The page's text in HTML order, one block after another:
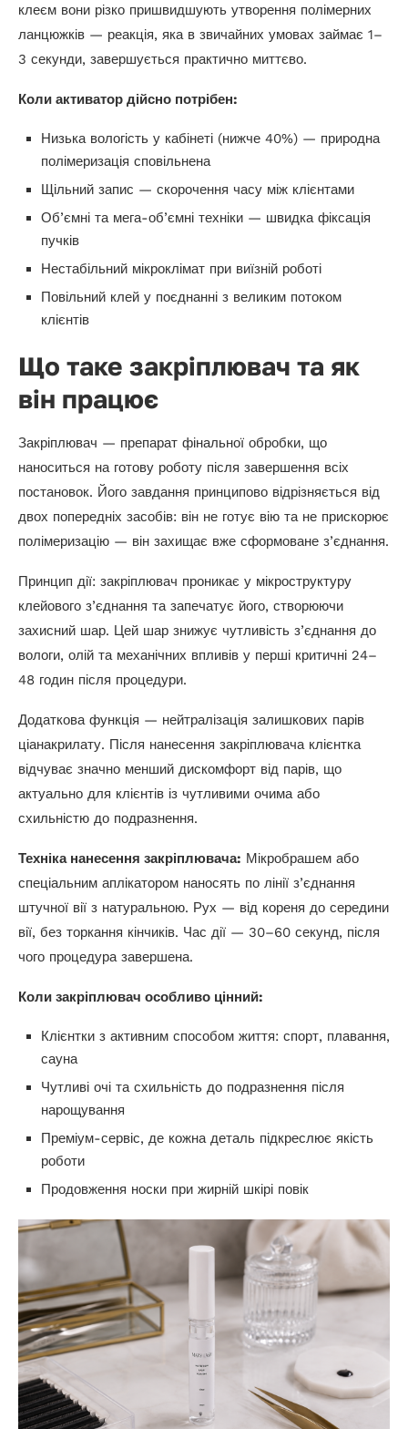
клеєм вони різко пришвидшують утворення полімерних
ланцюжків — реакція, яка в звичайних умовах займає 1–
3 секунди, завершується практично миттєво.
Коли активатор дійсно потрібен:
Низька вологість у кабінеті (нижче 40%) — природна
полімеризація сповільнена
Щільний запис — скорочення часу між клієнтами
Об’ємні та мега-об’ємні техніки — швидка фіксація
пучків
Нестабільний мікроклімат при виїзній роботі
Повільний клей у поєднанні з великим потоком
клієнтів
Що таке закріплювач та як
він працює
Закріплювач — препарат фінальної обробки, що
наноситься на готову роботу після завершення всіх
постановок. Його завдання принципово відрізняється від
двох попередніх засобів: він не готує вію та не прискорює
полімеризацію — він захищає вже сформоване з’єднання.
Принцип дії: закріплювач проникає у мікроструктуру
клейового з’єднання та запечатує його, створюючи
захисний шар. Цей шар знижує чутливість з’єднання до
вологи, олій та механічних впливів у перші критичні 24–
48 годин після процедури.
Додаткова функція — нейтралізація залишкових парів
ціанакрилату. Після нанесення закріплювача клієнтка
відчуває значно менший дискомфорт від парів, що
актуально для клієнтів із чутливими очима або
схильністю до подразнення.
Техніка нанесення закріплювача: Мікробрашем або
спеціальним аплікатором наносять по лінії з’єднання
штучної вії з натуральною. Рух — від кореня до середини
вії, без торкання кінчиків. Час дії — 30–60 секунд, після
чого процедура завершена.
Коли закріплювач особливо цінний:
Клієнтки з активним способом життя: спорт, плавання,
сауна
Чутливі очі та схильність до подразнення після
нарощування
Преміум-сервіс, де кожна деталь підкреслює якість
роботи
Продовження носки при жирній шкірі повік